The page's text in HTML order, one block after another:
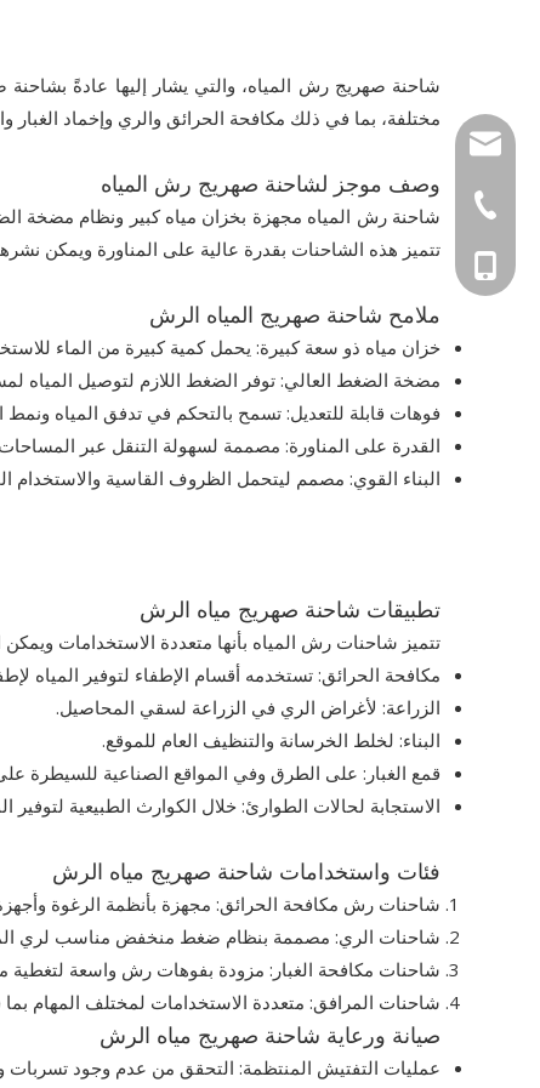
info@cs-
+86-27-59323486
شاحنة صهريج رش المياه، والتي يشار إليها عادةً
مختلفة، بما في ذلك مكافحة الحرائق والري وإخماد الغبار
وصف موجز لشاحنة صهريج رش المياه
شاحنة رش المياه مجهزة بخزان مياه كبير ونظام مضخة
تتميز هذه الشاحنات بقدرة عالية على المناورة ويمكن
ملامح شاحنة صهريج المياه الرش
خزان مياه ذو سعة كبيرة: يحمل كمية كبيرة من الماء
مضخة الضغط العالي: توفر الضغط اللازم لتوصيل المياه
فوهات قابلة للتعديل: تسمح بالتحكم في تدفق المياه
القدرة على المناورة: مصممة لسهولة التنقل عبر
البناء القوي: مصمم ليتحمل الظروف القاسية والاستخدام
تطبيقات شاحنة صهريج مياه الرش
تتميز شاحنات رش المياه بأنها متعددة الاستخدامات
مكافحة الحرائق: تستخدمه أقسام الإطفاء لتوفير المياه
الزراعة: لأغراض الري في الزراعة لسقي المحاصيل.
البناء: لخلط الخرسانة والتنظيف العام للموقع.
قمع الغبار: على الطرق وفي المواقع الصناعية للسيطرة
الاستجابة لحالات الطوارئ: خلال الكوارث الطبيعية
فئات واستخدامات شاحنة صهريج مياه الرش
شاحنات رش مكافحة الحرائق: مجهزة بأنظمة الرغوة وأجهزة
شاحنات الري: مصممة بنظام ضغط منخفض مناسب لري
شاحنات مكافحة الغبار: مزودة بفوهات رش واسعة لتغطية
شاحنات المرافق: متعددة الاستخدامات لمختلف المهام
صيانة ورعاية شاحنة صهريج مياه الرش
عمليات التفتيش المنتظمة: التحقق من عدم وجود تسربات